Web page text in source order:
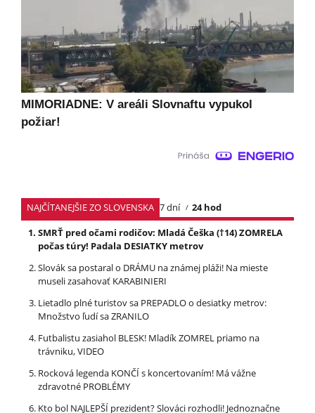
MIMORIADNE: V areáli Slovnaftu vypukol
požiar!
NAJČÍTANEJŠIE ZO SLOVENSKA 7 dní
24 hod
SMRŤ pred očami rodičov: Mladá Češka (†14) ZOMRELA
počas túry! Padala DESIATKY metrov
Slovák sa postaral o DRÁMU na známej pláži! Na mieste
museli zasahovať KARABINIERI
Lietadlo plné turistov sa PREPADLO o desiatky metrov:
Množstvo ľudí sa ZRANILO
Futbalistu zasiahol BLESK! Mladík ZOMREL priamo na
trávniku, VIDEO
Rocková legenda KONČÍ s koncertovaním! Má vážne
zdravotné PROBLÉMY
Kto bol NAJLEPŠÍ prezident? Slováci rozhodli! Jednoznačne